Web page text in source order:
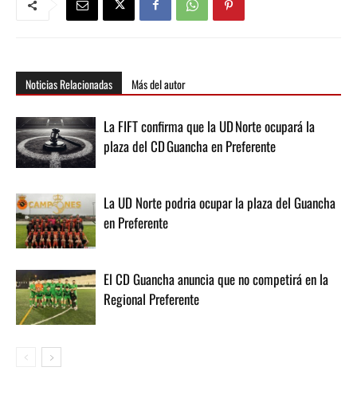
Noticias Relacionadas Más del autor
La FIFT confirma que la UD Norte ocupará la
plaza del CD Guancha en Preferente
La UD Norte podria ocupar la plaza del Guancha
en Preferente
El CD Guancha anuncia que no competirá en la
Regional Preferente